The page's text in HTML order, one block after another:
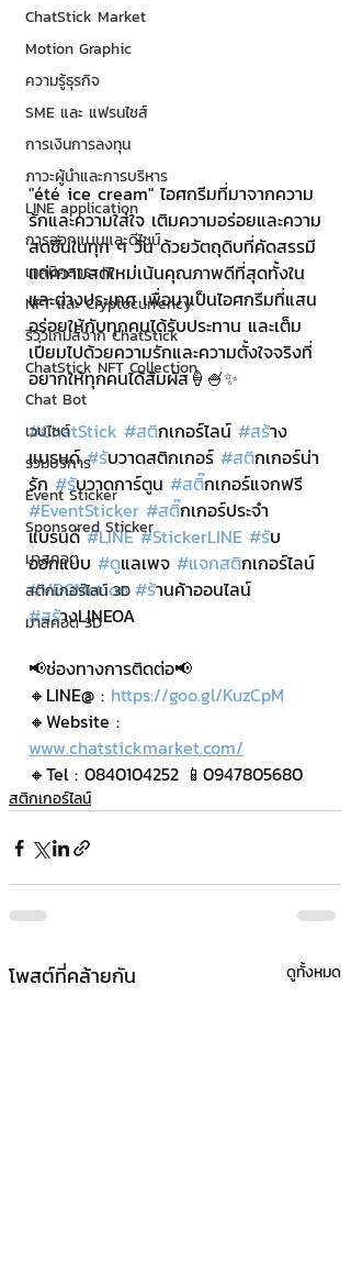
ChatStick Market
Motion Graphic
ความรู้ธุรกิจ
SME และ แฟรนไชส์
การเงินการลงทุน
ภาวะผู้นำและการบริหาร
LINE application
การออกแบบและดีไซน์
เทคนิคสาระ IT
NFT และ Cryptocurrency
รีวิวเกมส์จาก ChatStick
ChatStick NFT Collection
Chat Bot
เวบไซต์
รวมบริการ
Event Sticker
Sponsored Sticker
มาสคอต
สติกเกอร์ไลน์ 3D
มาสคอต 3D
"été ice cream" ไอศกรีมที่มาจากความ
รักและความใส่ใจ เติมความอร่อยและความ
สดชื่นในทุก ๆ วัน ด้วยวัตถุดิบที่คัดสรรมี
แต่ความสดใหม่เน้นคุณภาพดีที่สุดทั้งใน
และต่างประเทศ เพื่อมาเป็นไอศกรีมที่แสน
อร่อยให้กับทุกคนได้รับประทาน และเต็ม
เปี่ยมไปด้วยความรักและความตั้งใจจริงที่
อยากให้ทุกคนได้สัมผัส🍦🍧✨
#ChatStick #สติกเกอร์ไลน์ #สร้าง
แบรนด์ #รับวาดสติกเกอร์ #สติกเกอร์น่า
รัก #รับวาดการ์ตูน #สติ๊กเกอร์แจกฟรี
#EventSticker #สติ๊กเกอร์ประจำ
แบรนด์ #LINE #StickerLINE #รับ
ออกแบบ #ดูแลเพจ #แจกสติกเกอร์ไลน์
#VDOMotion #ร้านค้าออนไลน์
#สร้างLINEOA
📢ช่องทางการติดต่อ📢
🔸LINE@ : https://goo.gl/KuzCpM
🔸Website :
www.chatstickmarket.com/
🔸Tel : 0840104252 📱0947805680
สติกเกอร์ไลน์
โพสต์ที่คล้ายกัน ดูทั้งหมด